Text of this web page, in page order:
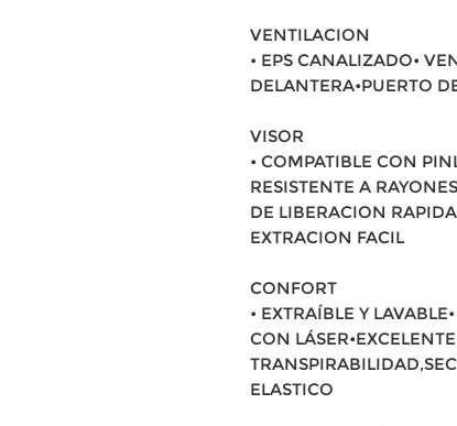
VENTILACION
• EPS CANALIZADO•
DELANTERA•PUERTO
VISOR
• COMPATIBLE CON
RESISTENTE A
DE LIBERACION
EXTRACION FACIL
CONFORT
• EXTRAÍBLE Y
CON
ELASTICO